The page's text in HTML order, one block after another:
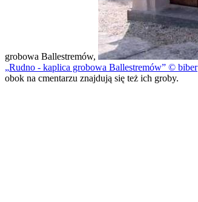
grobowa Ballestremów,
Rudno - kaplica grobowa Ballestremów
© biber
obok na cmentarzu znajdują się też ich groby.